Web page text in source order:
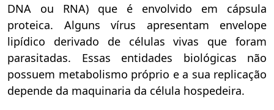
DNA ou RNA) que é envolvido em cápsula
proteica. Alguns vírus apresentam envelope
lipídico derivado de células vivas que foram
parasitadas. Essas entidades biológicas não
possuem metabolismo próprio e a sua replicação
depende da maquinaria da célula hospedeira.